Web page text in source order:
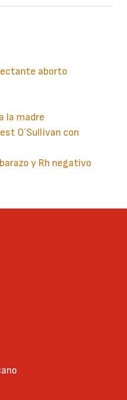
aborto
la madre
O´Sullivan con
y Rh negativo